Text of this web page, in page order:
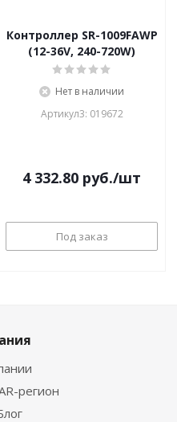
Контроллер SR-1009FAWP
(12-36V, 240-720W)
Нет в наличии
Артикул3: 019672
4 332.80 руб./шт
Под заказ
регион